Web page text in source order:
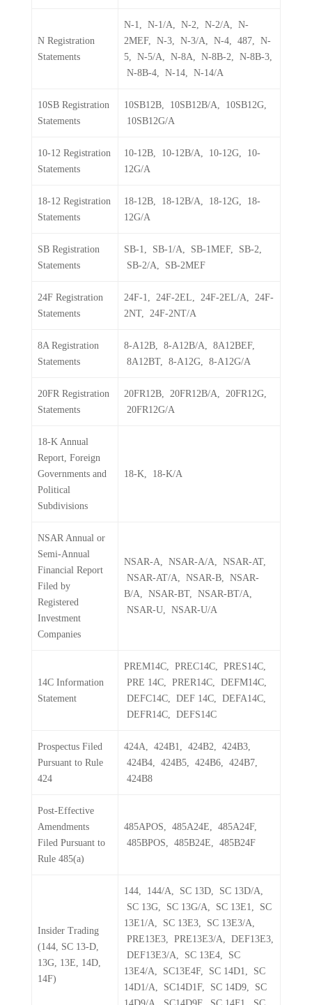
N Registration
Statements
N-1, N-1/A, N-2, N-2/A, N-
2MEF, N-3, N-3/A, N-4, 487, N-
5, N-5/A, N-8A, N-8B-2, N-8B-3,
N-8B-4, N-14, N-14/A
10SB Registration
Statements
10SB12B, 10SB12B/A, 10SB12G,
10SB12G/A
10-12 Registration
Statements
10-12B, 10-12B/A, 10-12G, 10-
12G/A
18-12 Registration
Statements
18-12B, 18-12B/A, 18-12G, 18-
12G/A
SB Registration
Statements
SB-1, SB-1/A, SB-1MEF, SB-2,
SB-2/A, SB-2MEF
24F Registration
Statements
24F-1, 24F-2EL, 24F-2EL/A, 24F-
2NT, 24F-2NT/A
8A Registration
Statements
8-A12B, 8-A12B/A, 8A12BEF,
8A12BT, 8-A12G, 8-A12G/A
20FR Registration
Statements
20FR12B, 20FR12B/A, 20FR12G,
20FR12G/A
18-K Annual
Report, Foreign
Governments and
Political
Subdivisions
18-K, 18-K/A
NSAR Annual or
Semi-Annual
Financial Report
Filed by
Registered
Investment
Companies
NSAR-A, NSAR-A/A, NSAR-AT,
NSAR-AT/A, NSAR-B, NSAR-
B/A, NSAR-BT, NSAR-BT/A,
NSAR-U, NSAR-U/A
14C Information
Statement
PREM14C, PREC14C, PRES14C,
PRE 14C, PRER14C, DEFM14C,
DEFC14C, DEF 14C, DEFA14C,
DEFR14C, DEFS14C
Prospectus Filed
Pursuant to Rule
424
424A, 424B1, 424B2, 424B3,
424B4, 424B5, 424B6, 424B7,
424B8
Post-Effective
Amendments
Filed Pursuant to
Rule 485(a)
485APOS, 485A24E, 485A24F,
485BPOS, 485B24E, 485B24F
Insider Trading
(144, SC 13-D,
13G, 13E, 14D,
14F)
144, 144/A, SC 13D, SC 13D/A,
SC 13G, SC 13G/A, SC 13E1, SC
13E1/A, SC 13E3, SC 13E3/A,
PRE13E3, PRE13E3/A, DEF13E3,
DEF13E3/A, SC 13E4, SC
13E4/A, SC13E4F, SC 14D1, SC
14D1/A, SC14D1F, SC 14D9, SC